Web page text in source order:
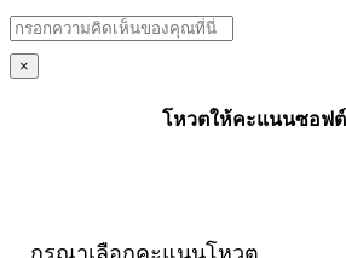
×
โหวตให้คะแนนซอฟ